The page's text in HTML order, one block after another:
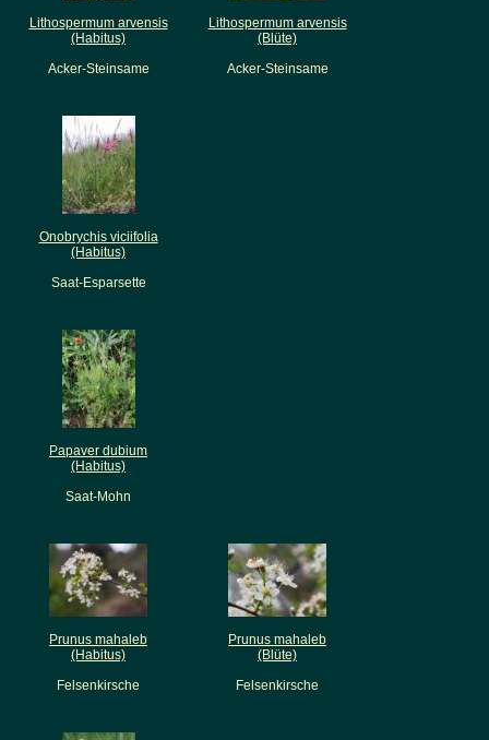
Lithospermum arvensis
(Habitus)
Acker-Steinsame
Lithospermum arvensis
(Blüte)
Acker-Steinsame
Onobrychis viciifolia
(Habitus)
Saat-Esparsette
Papaver dubium
(Habitus)
Saat-Mohn
Prunus mahaleb
(Habitus)
Felsenkirsche
Prunus mahaleb
(Blüte)
Felsenkirsche